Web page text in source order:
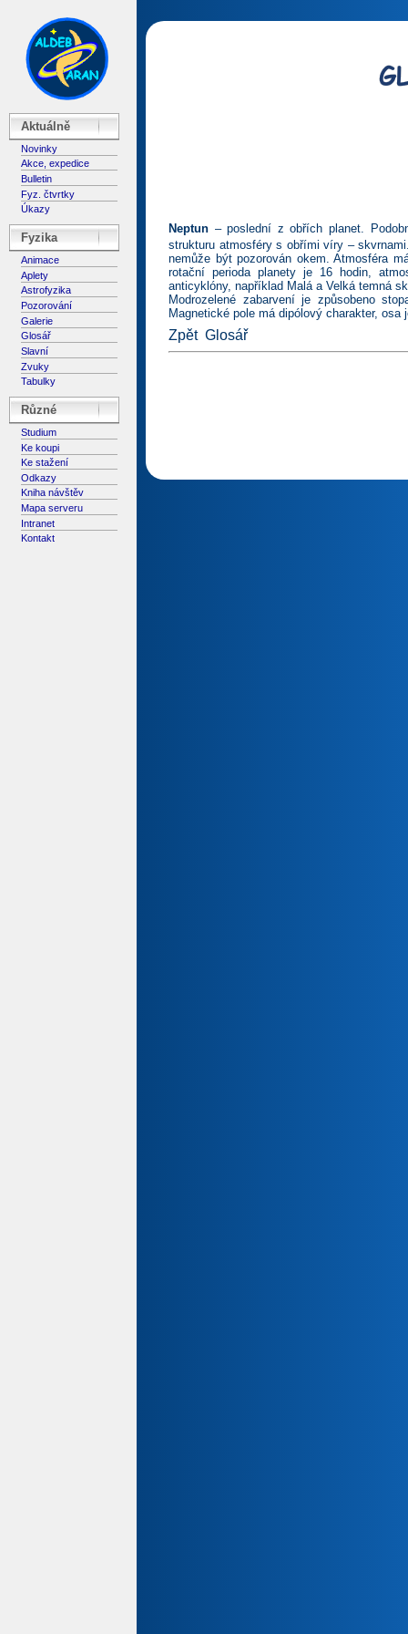
Aktuálně
Novinky
Akce, expedice
Bulletin
Fyz. čtvrtky
Úkazy
Fyzika
Animace
Aplety
Astrofyzika
Pozorování
Galerie
Glosář
Slavní
Zvuky
Tabulky
Různé
Studium
Ke koupi
Ke stažení
Odkazy
Kniha návštěv
Mapa serveru
Intranet
Kontakt
Neptun – poslední z obřích planet.
strukturu atmosféry s obřími víry –
nemůže být pozorován okem. Atmosféra
rotační perioda planety je 16 hodin,
anticyklóny, například Malá a Velká temná
Modrozelené zabarvení je způsobeno
Magnetické pole má dipólový charakter,
Zpět Glosář